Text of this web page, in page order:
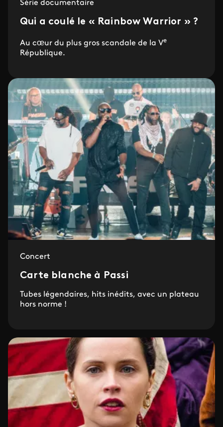
Série documentaire
Qui a coulé le « Rainbow Warrior » ?
Au cœur du plus gros scandale de la Ve
République.
Concert
Carte blanche à Passi
Tubes légendaires, hits inédits, avec un plateau
hors norme !